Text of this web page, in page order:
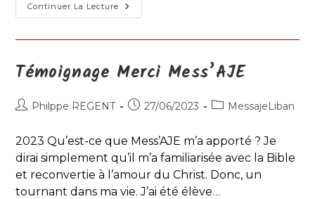
Continuer La Lecture Témoignage
De
Elija
Témoignage Merci Mess’AJE
Auteur/autrice
la
publication :
Philppe REGENT
Publication
27/06/2023
PostMessajeLiban
2023 Qu’est-ce que Mess’AJE m’a apporté ? Je
dirai simplement qu’il m’a familiarisée avec la Bible
et reconvertie à l’amour du Christ. Donc, un
tournant dans ma vie. J’ai été élève…